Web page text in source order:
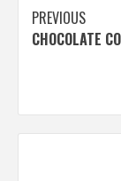
Continue
Reading
PREVIOUS
CHOCOLATE